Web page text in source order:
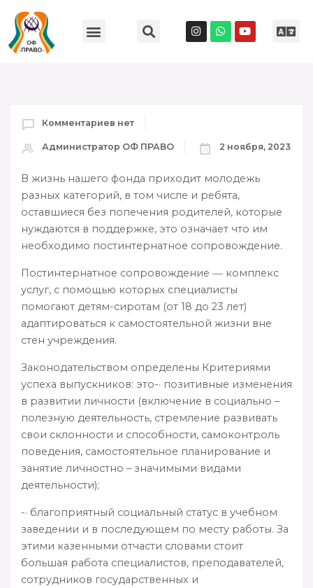
Комментариев нет
Администратор ОФ ПРАВО 2 ноября, 2023
В жизнь нашего фонда приходит молодежь
разных категорий, в том числе и ребята,
оставшиеся без попечения родителей, которые
нуждаются в поддержке, это означает что им
необходимо постинтернатное сопровождение.
Постинтернатное сопровождение ― комплекс
услуг, с помощью которых специалисты
помогают детям-сиротам (от 18 до 23 лет)
адаптироваться к самостоятельной жизни вне
стен учреждения.
Законодательством определены Критериями
успеха выпускников: это-· позитивные изменения
в развитии личности (включение в социально –
полезную деятельность, стремление развивать
свои склонности и способности, самоконтроль
поведения, самостоятельное планирование и
занятие личностно – значимыми видами
деятельности);
-· благоприятный социальный статус в учебном
заведении и в последующем по месту работы. За
этими казенными отчасти словами стоит
большая работа специалистов, преподавателей,
сотрудников государственных и